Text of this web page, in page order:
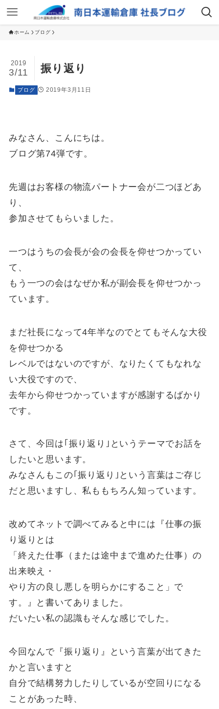
ホーム ブログ
振り返り
2019
3/11
ブログ 2019年3月11日
みなさん、こんにちは。
ブログ第74弾です。
先週はお客様の物流パートナー会が二つほどあ
り、
参加させてもらいました。
一つはうちの会長が会の会長を仰せつかってい
て、
もう一つの会はなぜか私が副会長を仰せつかっ
ています。
まだ社長になって4年半なのでとてもそんな大役
を仰せつかる
レベルではないのですが、なりたくてもなれな
い大役ですので、
去年から仰せつかっていますが感謝するばかり
です。
さて、今回は｢振り返り｣というテーマでお話を
したいと思います。
みなさんもこの｢振り返り｣という言葉はご存じ
だと思いますし、私ももちろん知っています。
改めてネットで調べてみると中には『仕事の振
り返りとは
「終えた仕事（または途中まで進めた仕事）の
出来映え・
やり方の良し悪しを明らかにすること」で
す。』と書いてありました。
だいたい私の認識もそんな感じでした。
今回なんで『振り返り』という言葉が出てきた
かと言いますと
自分で結構努力したりしているが空回りになる
ことがあった時、